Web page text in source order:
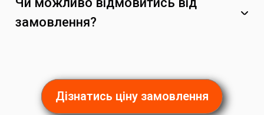
замовлення?
Дізнатись ціну замовлення